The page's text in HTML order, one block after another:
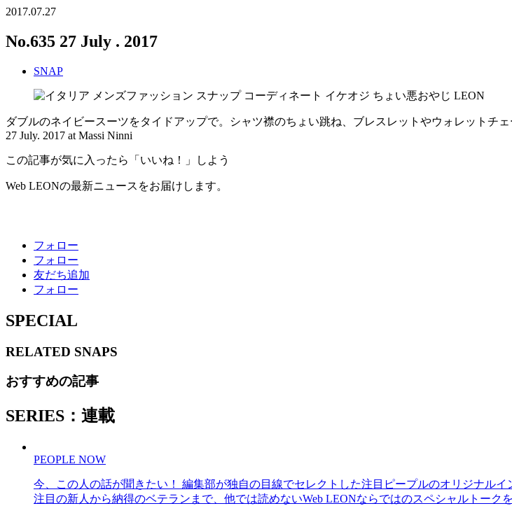
2017.07.27
No.635 27 July . 2017
SNAP
ダブルのネイビースーツをタイドアップで。シャツ襟のちょい跳ね、ブレスレットやウォレットチ
27 July. 2017 at Massi Ninni
この記事が気に入ったら「いいね！」しよう
Web LEONの最新ニュースをお届けします。
フォロー
フォロー
友だち追加
フォロー
SPECIAL
RELATED SNAPS
おすすめの記事
SERIES：連載
PEOPLE NOW
今、この人の話が聞きたい！ 編集部が独自の目線でセレクトした注目ピープルのオリジナル
注目の新人から納得のベテランまで、他では読めないWeb LEONならではのスペシャルトーク